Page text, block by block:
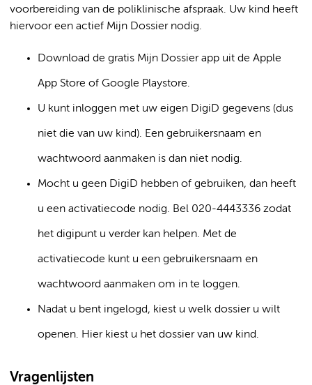
voorbereiding van de poliklinische afspraak. Uw kind heeft
hiervoor een actief Mijn Dossier nodig.
Download de gratis Mijn Dossier app uit de Apple
App Store of Google Playstore.
U kunt inloggen met uw eigen DigiD gegevens (dus
niet die van uw kind). Een gebruikersnaam en
wachtwoord aanmaken is dan niet nodig.
Mocht u geen DigiD hebben of gebruiken, dan heeft
u een activatiecode nodig. Bel 020-4443336 zodat
het digipunt u verder kan helpen. Met de
activatiecode kunt u een gebruikersnaam en
wachtwoord aanmaken om in te loggen.
Nadat u bent ingelogd, kiest u welk dossier u wilt
openen. Hier kiest u het dossier van uw kind.
Vragenlijsten